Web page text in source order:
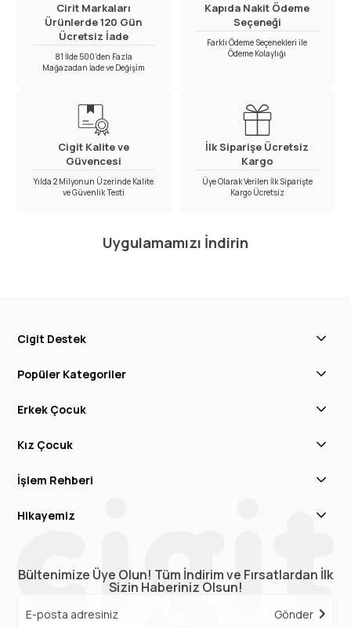
Cirit Markaları
Ürünlerde 120 Gün
Ücretsiz İade
81 İlde 500’den Fazla
Mağazadan İade ve Değişim
Kapıda Nakit Ödeme
Seçeneği
Farklı Ödeme Seçenekleri ile
Ödeme Kolaylığı
Cigit Kalite ve
Güvencesi
Yılda 2 Milyonun Üzerinde Kalite
ve Güvenlik Testi
İlk Siparişe Ücretsiz
Kargo
Üye Olarak Verilen İlk Siparişte
Kargo Ücretsiz
Uygulamamızı İndirin
Cigit Destek
Popüler Kategoriler
Erkek Çocuk
Kız Çocuk
İşlem Rehberi
Hikayemiz
Bültenimize Üye Olun! Tüm İndirim ve Fırsatlardan İlk
Sizin Haberiniz Olsun!
Gönder